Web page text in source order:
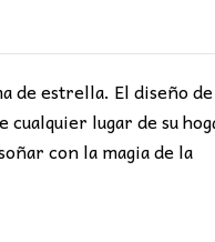
de estrella. El diseño
lugar de su
con la magia de la